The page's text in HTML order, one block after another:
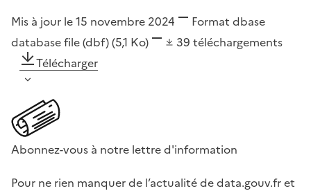
Mis à jour le 15 novembre 2024 Format dbase
database file (dbf)(5,1 Ko) 39 téléchargements
Télécharger
Abonnez-vous à notre lettre d'information
Pour ne rien manquer de l’actualité de data.gouv.fr et